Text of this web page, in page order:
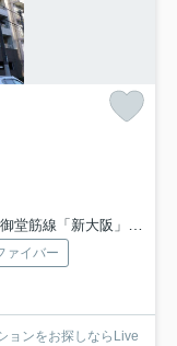
筋線「新大阪」駅 徒歩8分
ァイバー
ョンをお探しならLive